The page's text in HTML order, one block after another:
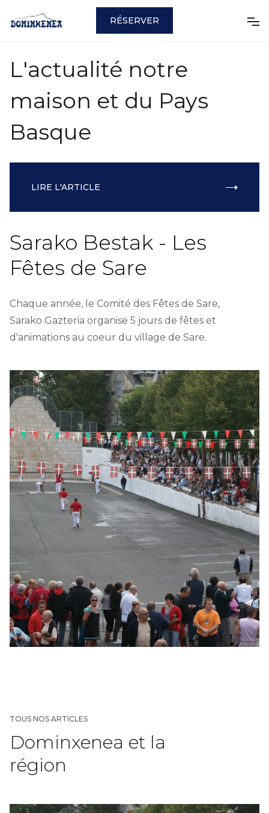
RÉSERVER
L'actualité notre
maison et du Pays
Basque
Sarako Bestak - Les
Fêtes de Sare
Chaque année, le Comité des Fêtes de Sare,
Sarako Gazteria organise 5 jours de fêtes et
d'animations au coeur du village de Sare.
LIRE L'ARTICLE
TOUS NOS ARTICLES
Dominxenea et la
région